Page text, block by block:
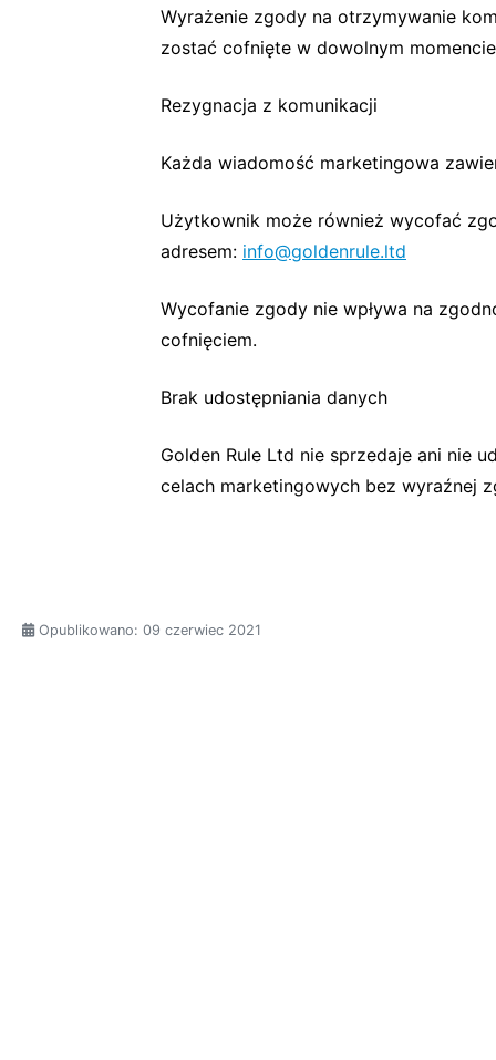
Wyrażenie zgody na otrzymywanie
zostać cofnięte w dowolnym
Rezygnacja z komunikacji
Każda wiadomość marketingowa
Użytkownik może również wycofać
adresem: info@goldenrule.ltd
Wycofanie zgody nie wpływa na
cofnięciem.
Brak udostępniania danych
Golden Rule Ltd nie sprzedaje ani nie
celach marketingowych bez wyraźnej
Szczegóły
Opublikowano: 09 czerwiec 2021